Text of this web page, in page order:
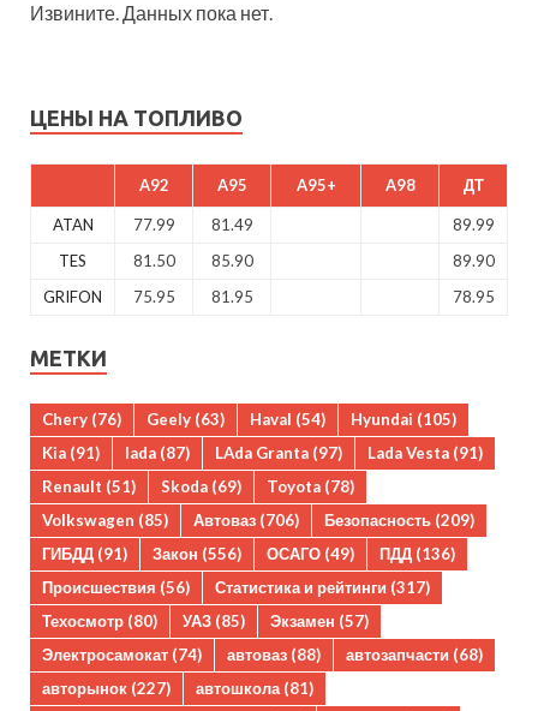
Извините. Данных пока нет.
ЦЕНЫ НА ТОПЛИВО
A92 A95 A95+ A98 ДТ
ATAN 77.99 81.49
89.99
TES
81.50 85.90
89.90
GRIFON
75.95 81.95 78.95
МЕТКИ
Chery (76) Geely (63) Haval (54) Hyundai (105)
Kia (91) lada (87) LAda Granta (97) Lada Vesta (91)
Renault (51) Skoda (69) Toyota (78)
Volkswagen (85) Автоваз (706) Безопасность (209)
ГИБДД (91) Закон (556) ОСАГО (49) ПДД (136)
Происшествия (56) Статистика и рейтинги (317)
Техосмотр (80) УАЗ (85) Экзамен (57)
Электросамокат (74) автоваз (88) автозапчасти (68)
авторынок (227) автошкола(81)